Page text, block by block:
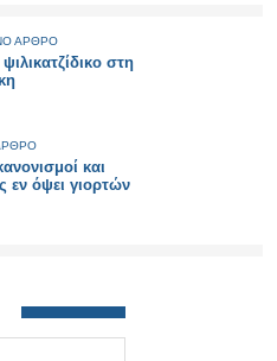
ΑΡΘΡΟ
στη
και
εν όψει γιορτών